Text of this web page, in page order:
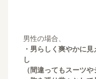
男性の場合、
・男らしく爽やかに
し
（間違ってもスーツ